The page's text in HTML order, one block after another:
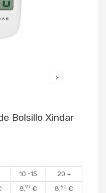
Bolsillo Xindar
10 -15 20 +
8,97 € 8,50 €